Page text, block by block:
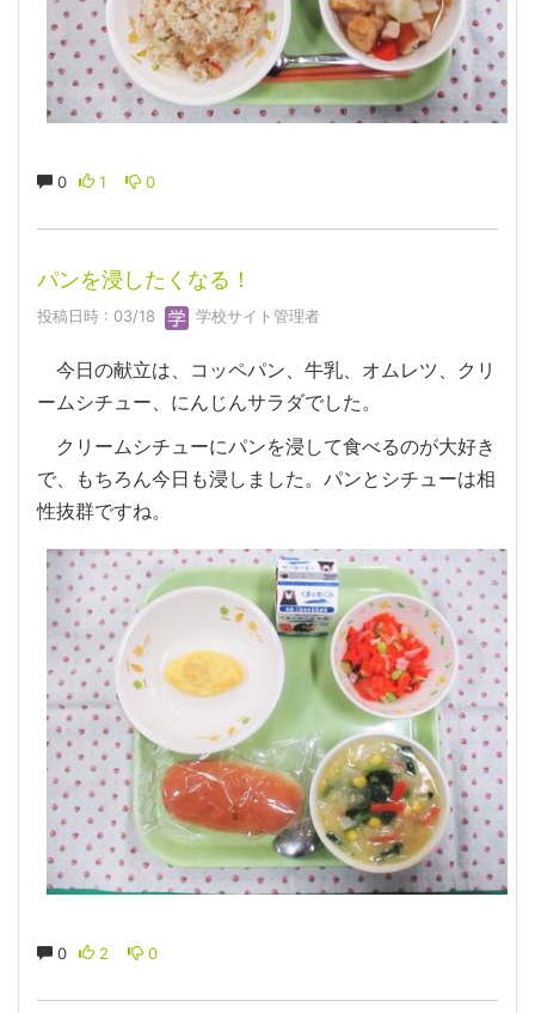
0 1 0
パンを浸したくなる！
投稿日時 : 03/18 学校サイト管理者
今日の献立は、コッペパン、牛乳、オムレツ、クリ
ームシチュー、にんじんサラダでした。
クリームシチューにパンを浸して食べるのが大好き
で、もちろん今日も浸しました。パンとシチューは相
性抜群ですね。
0 2 0